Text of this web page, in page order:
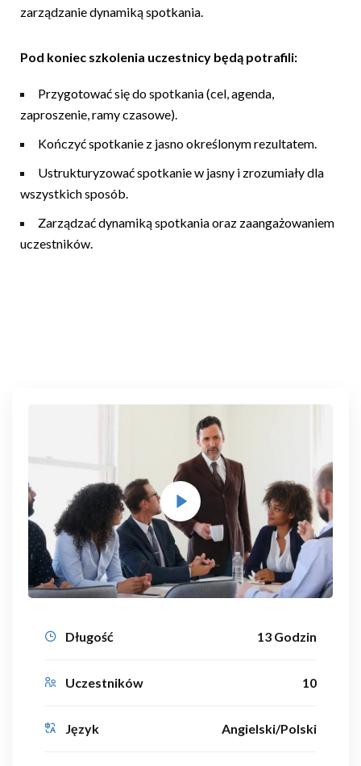
zarządzanie dynamiką spotkania.
Pod koniec szkolenia uczestnicy będą potrafili:
Przygotować się do spotkania (cel, agenda,
zaproszenie, ramy czasowe).
Kończyć spotkanie z jasno określonym rezultatem.
Ustrukturyzować spotkanie w jasny i zrozumiały dla
wszystkich sposób.
Zarządzać dynamiką spotkania oraz zaangażowaniem
uczestników.
Długość 13 Godzin
Uczestników 10
Język Angielski/Polski